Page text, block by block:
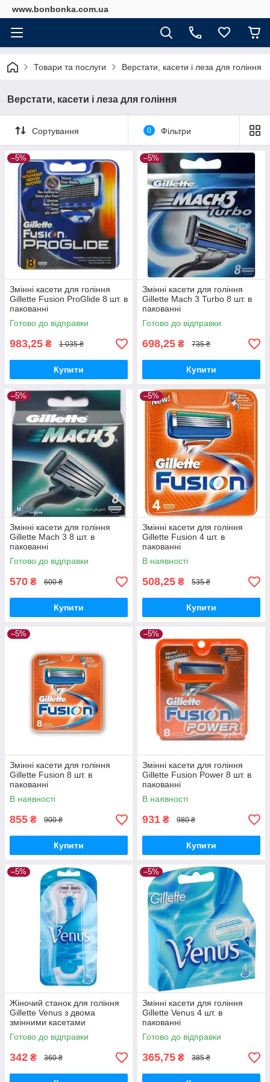
www.bonbonka.com.ua
Товари та послуги Верстати, касети і леза для гоління
Верстати, касети і леза для гоління
Сортування 0 Фільтри
–5%
Змінні касети для гоління
Gillette Fusion ProGlide 8 шт. в
пакованні
Готово до відправки
983,25 ₴ 1 035 ₴
Купити
–5%
Змінні касети для гоління
Gillette Mach 3 Turbo 8 шт. в
пакованні
Готово до відправки
698,25 ₴ 735 ₴
Купити
–5%
Змінні касети для гоління
Gillette Mach 3 8 шт. в
пакованні
Готово до відправки
570 ₴ 600 ₴
Купити
–5%
Змінні касети для гоління
Gillette Fusion 4 шт. в
пакованні
В наявності
508,25 ₴ 535 ₴
Купити
–5%
Змінні касети для гоління
Gillette Fusion 8 шт. в
пакованні
В наявності
855 ₴ 900 ₴
Купити
–5%
Змінні касети для гоління
Gillette Fusion Power 8 шт. в
пакованні
В наявності
931 ₴ 980 ₴
Купити
–5%
Жіночий станок для гоління
Gillette Venus з двома
змінними касетами
Готово до відправки
342 ₴ 360 ₴
–5%
Змінні касети для гоління
Gillette Venus 4 шт. в
пакованні
Готово до відправки
365,75 ₴ 385 ₴